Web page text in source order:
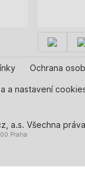
Ochrana
a nastavení
a.s. Všechna
Praha